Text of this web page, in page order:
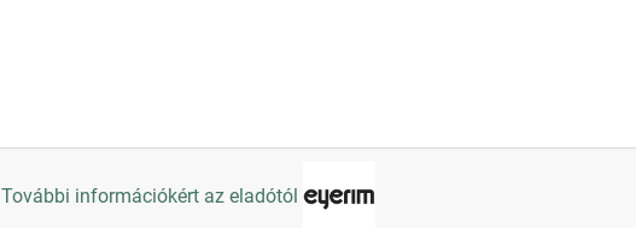
További információkért az eladótól